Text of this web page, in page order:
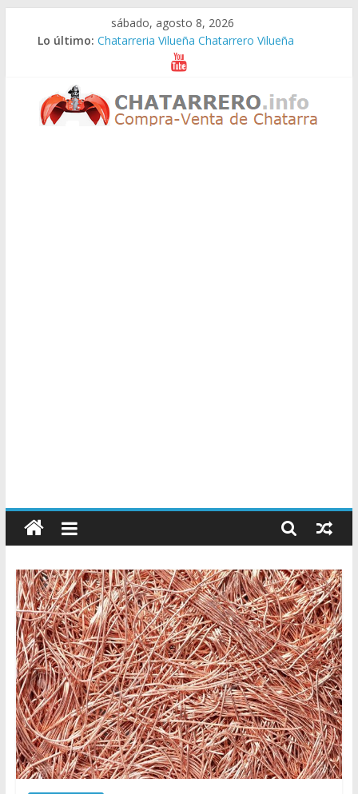
sábado, agosto 8, 2026
Lo último: Chatarreria Vilueña Chatarrero Vilueña
Chatarreria Zuera Chatarrero Zuera
Chatarreria Zaragoza Chatarrero Zaragoza
Chatarreria Zaida Chatarrero Zaida
Chatarreria Vistabella Chatarrero Vistabella
Chatarreros
–
Precio
de
Chatarra
Directorio
de
Chatarreros